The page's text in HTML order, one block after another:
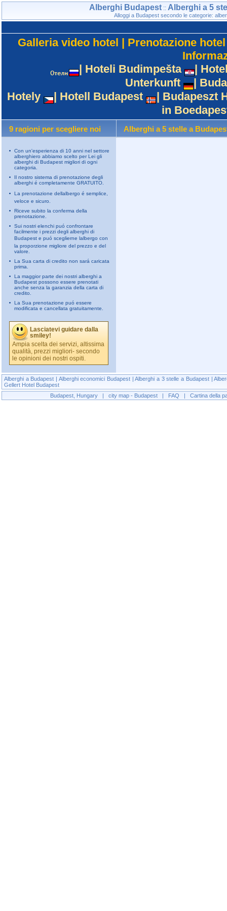
Alberghi Budapest:: Alberghi a 5
Alloggi a Budapest secondo le categorie:
Galleria video hotel | Prenotazione hotel
| Hoteli Budimpešta |
Unterkunft
|
Hotely
| Hotell Budapest | Budapeszt
in
9 ragioni per scegliere noi Alberghi a 5 stelle a
Con un'esperienza di 10 anni nel settore
alberghiero abbiamo scelto per Lei gli
alberghi di Budapest migliori di ogni
categoria.
Il nostro sistema di prenotazione degli
alberghi é completamente GRATUITO.
La prenotazione dellalbergo é semplice,
veloce e sicuro.
Riceve subito la conferma della
prenotazione.
Sui nostri elenchi puó confrontare
facilmente i prezzi degli alberghi di
Budapest e puó sceglierne lalbergo con
la proporzione migliore del prezzo e del
valore.
La Sua carta di credito non sará caricata
prima.
La maggior parte dei nostri alberghi a
Budapest possono essere prenotati
anche senza la garanzia della carta di
credito.
La Sua prenotazione puó essere
modificata e cancellata gratuitamente.
Lasciatevi guidare dalla
smiley!
Ampia scelta dei servizi, altissima
qualità, prezzi migliori- secondo
le opinioni dei nostri ospiti.
Alberghi a Budapest | Alberghi economici Budapest |Alberghi a 3 stelle a Budapest|
Gellert Hotel Budapest
Budapest, Hungary| city map - Budapest| FAQ | Cartina della